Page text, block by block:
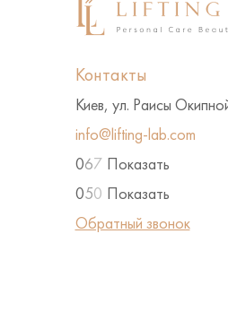
Контакты
Киев, ул. Раисы
info@lifting-lab.com
067 Показать
050 Показать
Обратный звонок